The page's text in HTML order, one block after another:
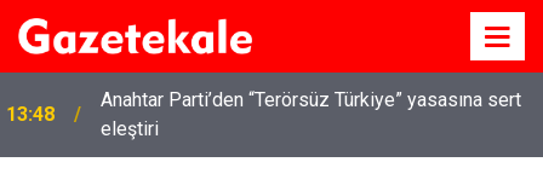
13:48
Anahtar Parti’den “Terörsüz Türkiye” yasasına sert
eleştiri